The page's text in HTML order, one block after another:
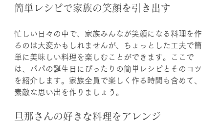
簡単レシピで家族の笑顔を引き出す
忙しい日々の中で、家族みんなが笑顔になる料理を作
るのは大変かもしれませんが、ちょっとした工夫で簡
単に美味しい料理を楽しむことができます。ここで
は、パパの誕生日にぴったりの簡単レシピとそのコツ
を紹介します。家族全員で楽しく作る時間も含めて、
素敵な思い出を作りましょう。
旦那さんの好きな料理をアレンジ